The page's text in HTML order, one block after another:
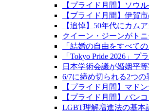
【プライド月間】ソウ
【プライド月間】伊賀
【追悼】50年代にカム
クイーン・ジーンがト
「結婚の自由をすべて
「Tokyo Pride 2026」
日本学術会議が婚姻平
6/7に締め切られる2つの
【プライド月間】マド
【プライド月間】バン
LGBT理解増進法の基本